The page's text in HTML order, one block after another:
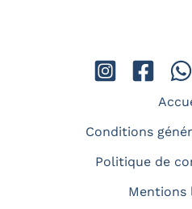
Conditions
Politique de
Mentions